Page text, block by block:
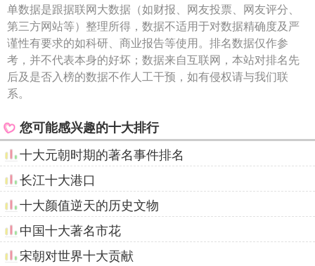
单数据是跟据联网大数据（如财报、网友投票、网友评分、
第三方网站等）整理所得，数据不适用于对数据精确度及严
谨性有要求的如科研、商业报告等使用。排名数据仅作参
考，并不代表本身的好坏；数据来自互联网，本站对排名先
后及是否入榜的数据不作人工干预，如有侵权请与我们联
系。
您可能感兴趣的十大排行
十大元朝时期的著名事件排名
长江十大港口
十大颜值逆天的历史文物
中国十大著名市花
宋朝对世界十大贡献